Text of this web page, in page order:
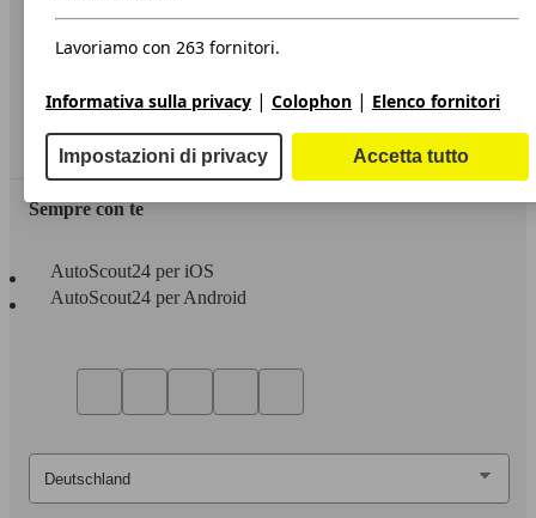
Privacy
Dichiarazione di Accessibilità
Servizi
Area rivenditori
Sempre con te
AutoScout24 per iOS
AutoScout24 per Android
Lavoriamo con 263 fornitori.
Informativa sulla privacy | Colophon | Elenco fornitori
Impostazioni di privacy Accetta tutto